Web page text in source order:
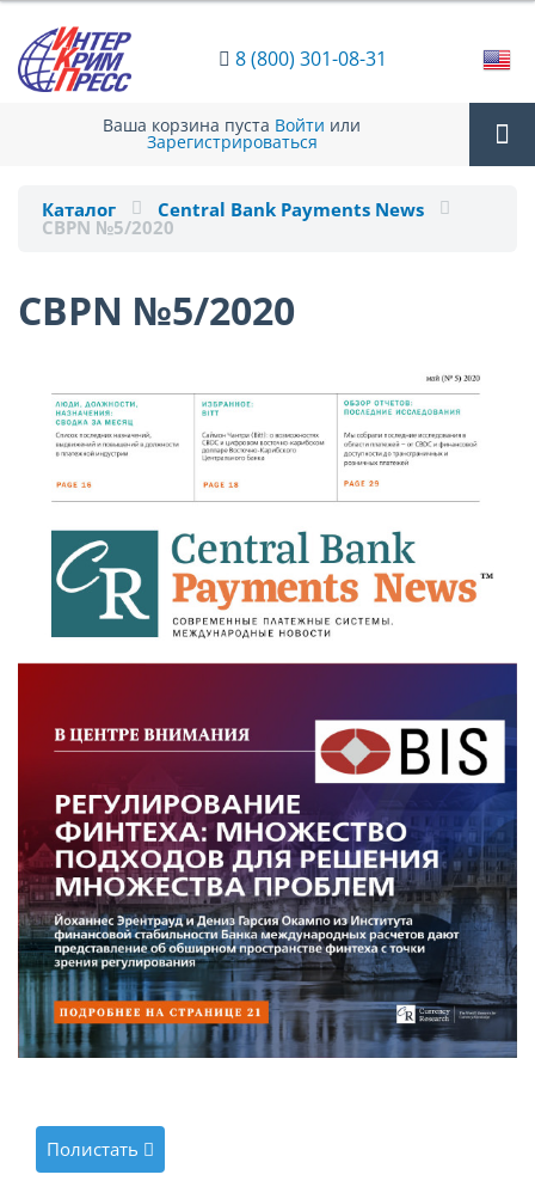
8 (800) 301-08-31
Ваша корзина пуста Войти или
Зарегистрироваться
Каталог Central Bank Payments News
CBPN №5/2020
CBPN №5/2020
Полистать